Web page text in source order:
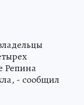
Репина
- сообщил